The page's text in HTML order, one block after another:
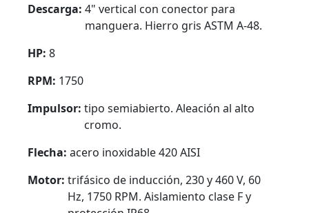
Descarga: 4" vertical con conector para
manguera. Hierro gris ASTM A-48.
HP: 8
RPM: 1750
Impulsor: tipo semiabierto. Aleación al alto
cromo.
Flecha: acero inoxidable 420 AISI
Motor: trifásico de inducción, 230 y 460 V, 60
Hz, 1750 RPM. Aislamiento clase F y